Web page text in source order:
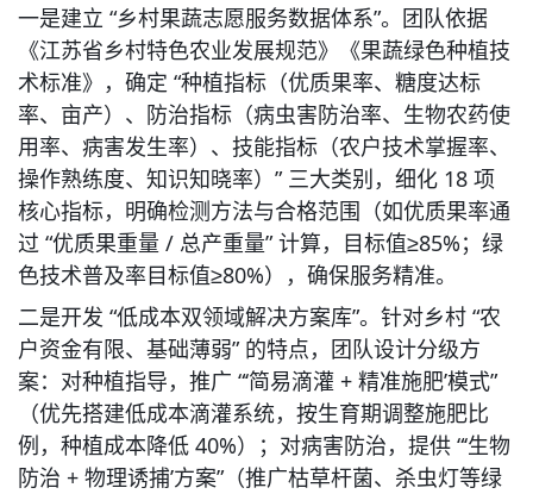
一是建立 “乡村果蔬志愿服务数据体系”。团队依据
《江苏省乡村特色农业发展规范》《果蔬绿色种植技
术标准》，确定 “种植指标（优质果率、糖度达标
率、亩产）、防治指标（病虫害防治率、生物农药使
用率、病害发生率）、技能指标（农户技术掌握率、
操作熟练度、知识知晓率）” 三大类别，细化 18 项
核心指标，明确检测方法与合格范围（如优质果率通
过 “优质果重量 / 总产重量” 计算，目标值≥85%；绿
色技术普及率目标值≥80%），确保服务精准。
二是开发 “低成本双领域解决方案库”。针对乡村 “农
户资金有限、基础薄弱” 的特点，团队设计分级方
案：对种植指导，推广 “‘简易滴灌 + 精准施肥’模式”
（优先搭建低成本滴灌系统，按生育期调整施肥比
例，种植成本降低 40%）；对病害防治，提供 “‘生物
防治 + 物理诱捕’方案”（推广枯草杆菌、杀虫灯等绿